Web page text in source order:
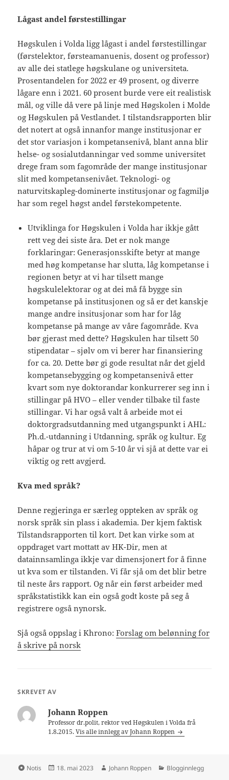
Lågast andel førstestillingar
Høgskulen i Volda ligg lågast i andel førstestillingar
(førstelektor, førsteamanuenis, dosent og professor)
av alle dei statlege høgskulane og universiteta.
Prosentandelen for 2022 er 49 prosent, og diverre
lågare enn i 2021. 60 prosent burde vere eit realistisk
mål, og ville då vere på linje med Høgskolen i Molde
og Høgskulen på Vestlandet. I tilstandsrapporten blir
det notert at også innanfor mange institusjonar er
det stor variasjon i kompetansenivå, blant anna blir
helse- og sosialutdanningar ved somme universitet
drege fram som fagområde der mange institusjonar
slit med kompetansenivået. Teknologi- og
naturvitskapleg-dominerte institusjonar og fagmiljø
har som regel høgst andel førstekompetente.
Utviklinga for Høgskulen i Volda har ikkje gått
rett veg dei siste åra. Det er nok mange
forklaringar: Generasjonsskifte betyr at mange
med høg kompetanse har slutta, låg kompetanse i
regionen betyr at vi har tilsett mange
høgskulelektorar og at dei må få bygge sin
kompetanse på institusjonen og så er det kanskje
mange andre insitusjonar som har for låg
kompetanse på mange av våre fagområde. Kva
bør gjerast med dette? Høgskulen har tilsett 50
stipendatar – sjølv om vi berer har finansiering
for ca. 20. Dette bør gi gode resultat når det gjeld
kompetansebygging og kompetansenivå etter
kvart som nye doktorandar konkurrerer seg inn i
stillingar på HVO – eller vender tilbake til faste
stillingar. Vi har også valt å arbeide mot ei
doktorgradsutdanning med utgangspunkt i AHL:
Ph.d.-utdanning i Utdanning, språk og kultur. Eg
håpar og trur at vi om 5-10 år vi sjå at dette var ei
viktig og rett avgjerd.
Kva med språk?
Denne regjeringa er særleg oppteken av språk og
norsk språk sin plass i akademia. Der kjem faktisk
Tilstandsrapporten til kort. Det kan virke som at
oppdraget vart mottatt av HK-Dir, men at
datainnsamlinga ikkje var dimensjonert for å finne
ut kva som er tilstanden. Vi får sjå om det blir betre
til neste års rapport. Og når ein først arbeider med
språkstatistikk kan ein også godt koste på seg å
registrere også nynorsk.
Sjå også oppslag i Khrono:Forslag om belønning for
å skrive på norsk
SKREVET AV
Johann Roppen
Professor dr.polit, rektor ved Høgskulen i Volda frå
1.8.2015.Vis alle innlegg av Johann Roppen
Format
Notis Publisert
18. mai 2023 Forfatter
Johann Roppen Kategorier
Blogginnlegg